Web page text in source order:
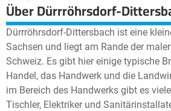
+
−
Über Dürrröhrsdorf-
Dürrröhrsdorf-Dittersbach ist eine
Sachsen und liegt am Rande der
Schweiz. Es gibt hier einige typische
Handel, das Handwerk und die
im Bereich des Handwerks gibt es
Tischler, Elektriker und